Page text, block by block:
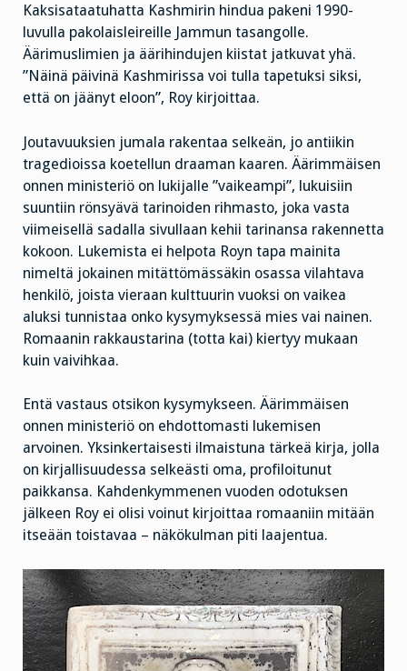
Kaksisataatuhatta Kashmirin hindua pakeni 1990-
luvulla pakolaisleireille Jammun tasangolle.
Äärimuslimien ja äärihindujen kiistat jatkuvat yhä.
”Näinä päivinä Kashmirissa voi tulla tapetuksi siksi,
että on jäänyt eloon”, Roy kirjoittaa.
Joutavuuksien jumala rakentaa selkeän, jo antiikin
tragedioissa koetellun draaman kaaren. Äärimmäisen
onnen ministeriö on lukijalle ”vaikeampi”, lukuisiin
suuntiin rönsyävä tarinoiden rihmasto, joka vasta
viimeisellä sadalla sivullaan kehii tarinansa rakennetta
kokoon. Lukemista ei helpota Royn tapa mainita
nimeltä jokainen mitättömässäkin osassa vilahtava
henkilö, joista vieraan kulttuurin vuoksi on vaikea
aluksi tunnistaa onko kysymyksessä mies vai nainen.
Romaanin rakkaustarina (totta kai) kiertyy mukaan
kuin vaivihkaa.
Entä vastaus otsikon kysymykseen. Äärimmäisen
onnen ministeriö on ehdottomasti lukemisen
arvoinen. Yksinkertaisesti ilmaistuna tärkeä kirja, jolla
on kirjallisuudessa selkeästi oma, profiloitunut
paikkansa. Kahdenkymmenen vuoden odotuksen
jälkeen Roy ei olisi voinut kirjoittaa romaaniin mitään
itseään toistavaa – näkökulman piti laajentua.